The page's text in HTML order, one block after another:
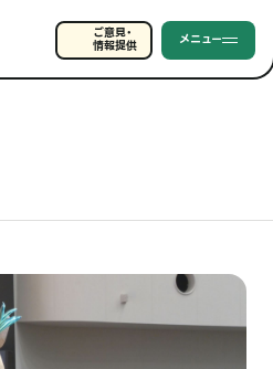
ご意見・
情報提供 メニュー